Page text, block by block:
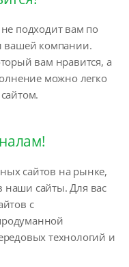
подходит вам по
вашей компании.
вам нравится, а
можно легко
сайтов на рынке,
сайты. Для вас
с
технологий и